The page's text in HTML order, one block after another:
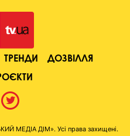
ТРЕНДИ
ДОЗВІЛЛЯ
МЕДІА ДІМ». Усі права захищені.